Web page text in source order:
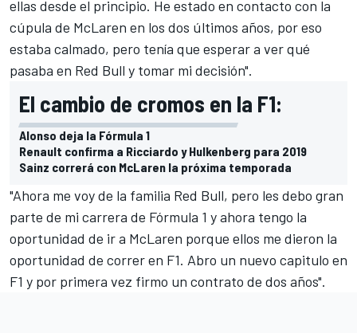
ellas desde el principio. He estado en contacto con la
cúpula de McLaren en los dos últimos años, por eso
estaba calmado, pero tenía que esperar a ver qué
pasaba en Red Bull y tomar mi decisión".
El cambio de cromos en la F1:
Alonso deja la Fórmula 1
Renault confirma a Ricciardo y Hulkenberg para 2019
Sainz correrá con McLaren la próxima temporada
"Ahora me voy de la familia Red Bull, pero les debo gran
parte de mi carrera de Fórmula 1 y ahora tengo la
oportunidad de ir a McLaren porque ellos me dieron la
oportunidad de correr en F1. Abro un nuevo capitulo en
F1 y por primera vez firmo un contrato de dos años".